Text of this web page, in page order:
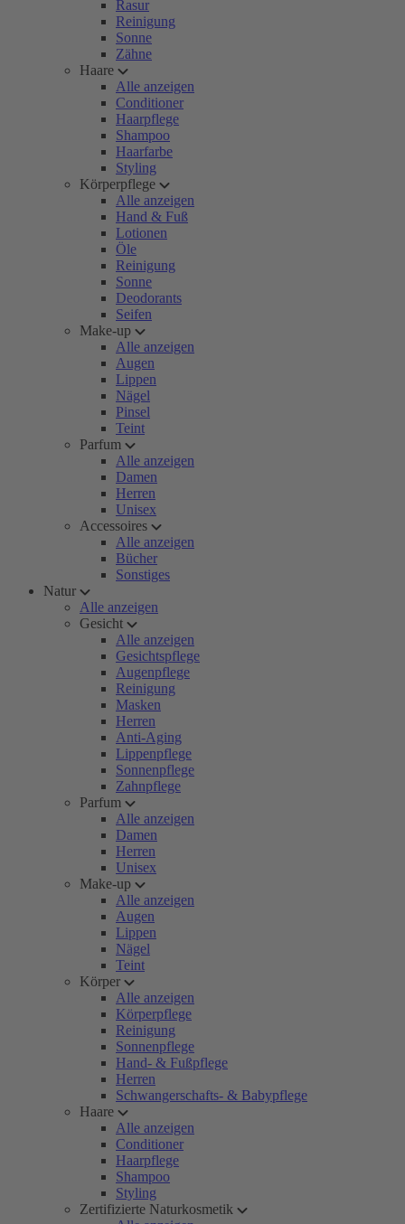
Rasur
Reinigung
Sonne
Zähne
Haare
Alle anzeigen
Conditioner
Haarpflege
Shampoo
Haarfarbe
Styling
Körperpflege
Alle anzeigen
Hand & Fuß
Lotionen
Öle
Reinigung
Sonne
Deodorants
Seifen
Make-up
Alle anzeigen
Augen
Lippen
Nägel
Pinsel
Teint
Parfum
Alle anzeigen
Damen
Herren
Unisex
Accessoires
Alle anzeigen
Bücher
Sonstiges
Natur
Alle anzeigen
Gesicht
Alle anzeigen
Gesichtspflege
Augenpflege
Reinigung
Masken
Herren
Anti-Aging
Lippenpflege
Sonnenpflege
Zahnpflege
Parfum
Alle anzeigen
Damen
Herren
Unisex
Make-up
Alle anzeigen
Augen
Lippen
Nägel
Teint
Körper
Alle anzeigen
Körperpflege
Reinigung
Sonnenpflege
Hand- & Fußpflege
Herren
Schwangerschafts- & Babypflege
Haare
Alle anzeigen
Conditioner
Haarpflege
Shampoo
Styling
Zertifizierte Naturkosmetik